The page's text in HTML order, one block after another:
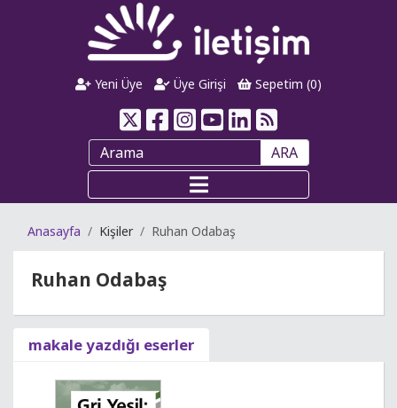
Yeni Üye Üye Girişi Sepetim (0)
ARA
Anasayfa Kişiler Ruhan Odabaş
Ruhan Odabaş
makale yazdığı eserler